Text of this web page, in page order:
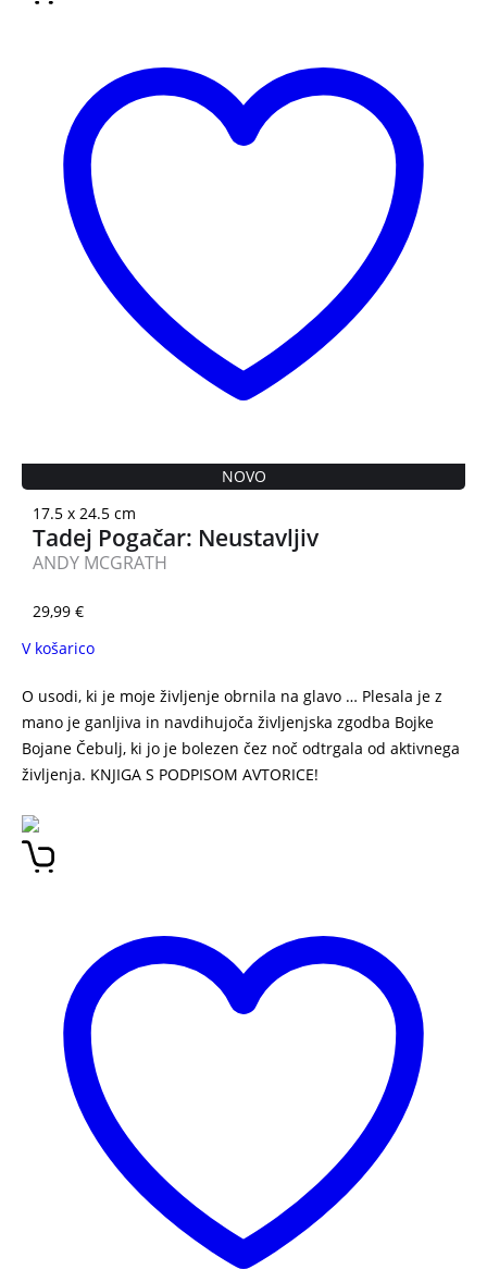
NOVO
17.5 x 24.5 cm
Tadej Pogačar: Neustavljiv
ANDY MCGRATH
29,99 €
V košarico
O usodi, ki je moje življenje obrnila na glavo … Plesala je z
mano je ganljiva in navdihujoča življenjska zgodba Bojke
Bojane Čebulj, ki jo je bolezen čez noč odtrgala od aktivnega
življenja. KNJIGA S PODPISOM AVTORICE!